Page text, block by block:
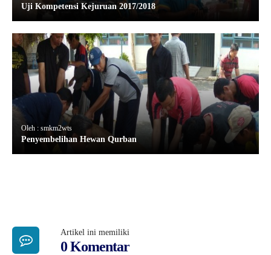
Uji Kompetensi Kejuruan 2017/2018
Oleh : smkm2wts
Penyembelihan Hewan Qurban
Artikel ini memiliki
0 Komentar